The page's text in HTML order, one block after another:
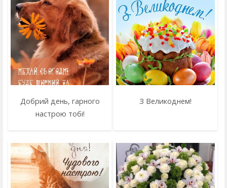
Добрий день, гарного
настрою тобі!
З Великоднем!